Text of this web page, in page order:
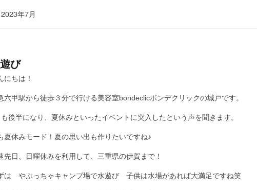
2023年7月
び
にちは！
六甲駅から徒歩３分で行ける美容室bondeclicボンデクリックの城戸です。
後半になり、夏休みといったイベントに突入したという声を聞きます。
夏休みモード！夏の思い出も作りたいですね♪
先日、日曜休みを利用して、三重県の伊賀まで！
は やぶっちゃキャンプ場で水遊び 子供は水場があれば大満足ですね笑